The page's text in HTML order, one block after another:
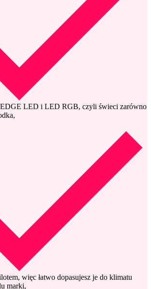
EDGE LED i LED RGB, czyli świeci zarówno
więc łatwo dopasujesz je do klimatu
marki,